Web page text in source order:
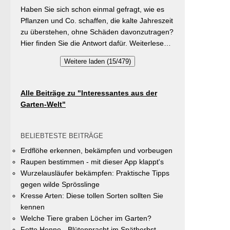
während der Wachstumsphase. Besonderes
Detail: Bohnen gehen Symbiosen mit
Knöllchenbakterien ein, die Stickstoff aus der
Luft binden – Vorfrucht-Wirkung für das
Privatflächen einen aktiven Beitrag zur
Verbesserung des Ortsklimas zu leisten.
Warum? Entsiegelte Flächen helfen… Hitze zu
reduzieren Regenwasser besser zu speichern
zu gestalten. Insgesamt drei Gärten werden
aus Vertretern der Gemeinde Unterhaching
sowie des Gartenbauvereins Unterhaching
jeweils einen Gutschein von Pflanzen-Kölle
Insektenhotel und eine Urkunde. Die
Teilnahmebedingungen, Bewertungskriterien
und das Anmeldeformular siehe auf den Seiten
der Gemeinde Unterhaching (Termin
abgelaufen).
kalte Jahreszeit?
Haben Sie sich schon einmal gefragt, wie es
Pflanzen und Co. schaffen, die kalte Jahreszeit
zu überstehen, ohne Schäden davonzutragen?
Hier finden Sie die Antwort dafür. Weiterlesen
bei „GartenTipps“
Weitere laden (15/479)
Alle Beiträge zu "Interessantes aus der
Garten-Welt"
BELIEBTESTE BEITRÄGE
Erdflöhe erkennen, bekämpfen und vorbeugen
Raupen bestimmen - mit dieser App klappt's
Wurzelausläufer bekämpfen: Praktische Tipps
gegen wilde Sprösslinge
Kresse Arten: Diese tollen Sorten sollten Sie
kennen
Welche Tiere graben Löcher im Garten?